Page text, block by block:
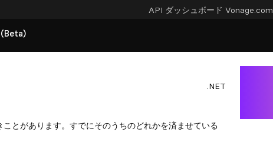
API ダッシュボード Vonage.com
.NET
とがあります。すでにそのうちのどれかを済ませている